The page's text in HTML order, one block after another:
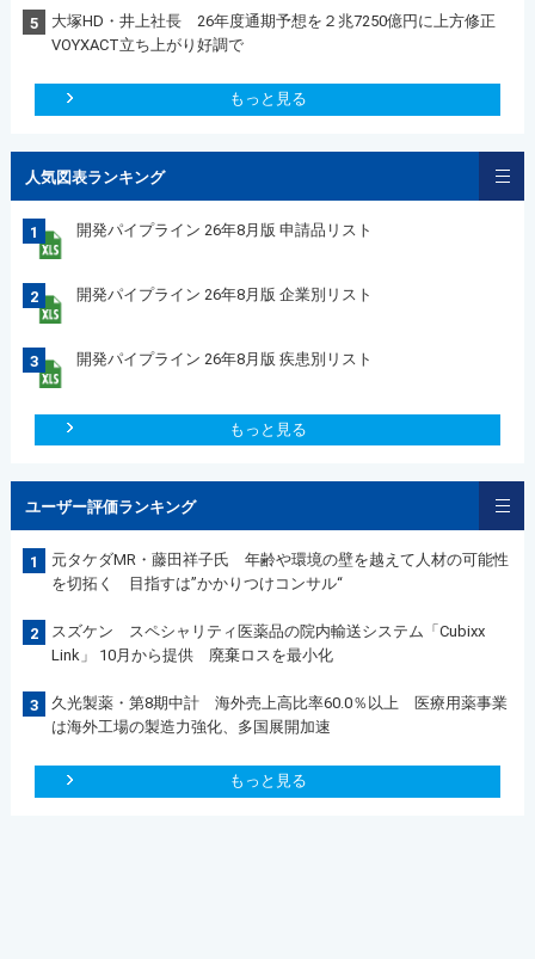
5
大塚HD・井上社長 26年度通期予想を２兆7250億円に上方修正
VOYXACT立ち上がり好調で
もっと見る
人気図表ランキング
1 開発パイプライン 26年8月版 申請品リスト
2 開発パイプライン 26年8月版 企業別リスト
3 開発パイプライン 26年8月版 疾患別リスト
もっと見る
ユーザー評価ランキング
1
元タケダMR・藤田祥子氏 年齢や環境の壁を越えて人材の可能性
を切拓く 目指すは”かかりつけコンサル“
2
スズケン スペシャリティ医薬品の院内輸送システム「Cubixx
Link」 10月から提供 廃棄ロスを最小化
3
久光製薬・第8期中計 海外売上高比率60.0％以上 医療用薬事業
は海外工場の製造力強化、多国展開加速
もっと見る